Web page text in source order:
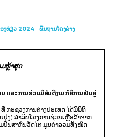
ງທ່ຽວ 2024 ພື້ນຖານໂຄງລ່າງ
ຫຼ້າສຸດ
ລະ ການຮ່ວມມືອັນດີງາມ ກໍຄືການເປັນຄູ່
ກະຊວງການຕ່າງປະເທດ ໄດ້ມີພິທີ
ງ) ສໍາລັບໂຄງການຊ່ວຍເຫຼືອລ້າຈາກ
ບິນສາກົນວັດໄຕ ມູນຄ່າລວມທັງໝົດ